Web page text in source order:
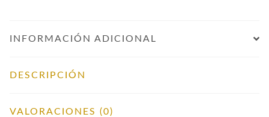
INFORMACIÓN ADICIONAL
DESCRIPCIÓN
VALORACIONES (0)